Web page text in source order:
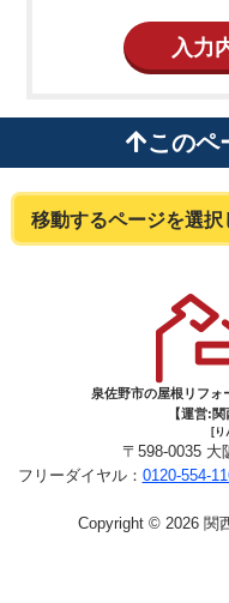
このペ
泉佐野市の屋根リフォ
【運営:
[り
〒598-0035 大
フリーダイヤル： 0120-554-
Copyright © 2026 関